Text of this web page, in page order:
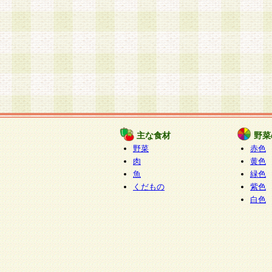
主な食材
野菜
肉
魚
くだもの
野
赤色
黄色
緑色
紫色
白色